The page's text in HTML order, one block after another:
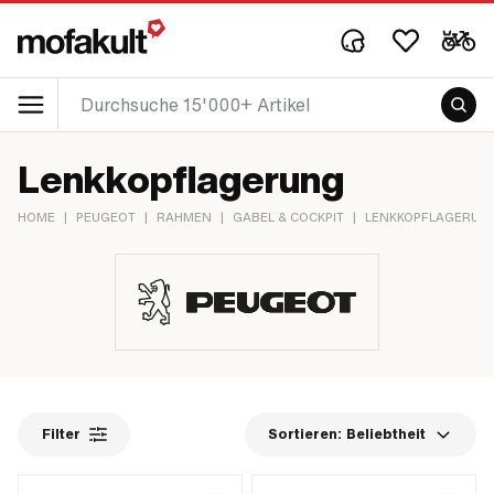
Lenkkopflagerung
HOME | PEUGEOT | RAHMEN | GABEL & COCKPIT |
Filter Sortieren: Beliebtheit